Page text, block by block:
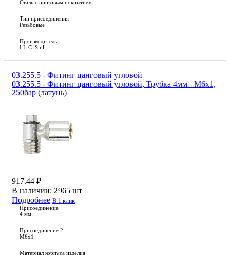
Сталь с цинковым покрытием
Тип присоединения
Резьбовые
Производитель
I.L.C. S.r.l.
03.255.5 - Фитинг цанговый угловой
03.255.5 - Фитинг цанговый угловой, Трубка 4мм - М6х1,
250бар (латунь)
917.44 ₽
В наличии: 2965 шт
Подробнее В 1 клик
Присоединение
4 мм
Присоединение 2
M6x1
Материал корпуса изделия